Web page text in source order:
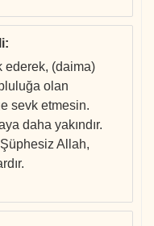
:
ederek, (daima)
olan
sevk etmesin.
daha yakındır.
Şüphesiz Allah,